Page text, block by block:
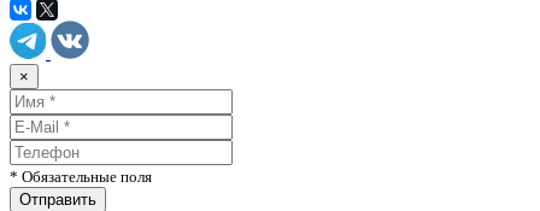
×
* Обязательные поля